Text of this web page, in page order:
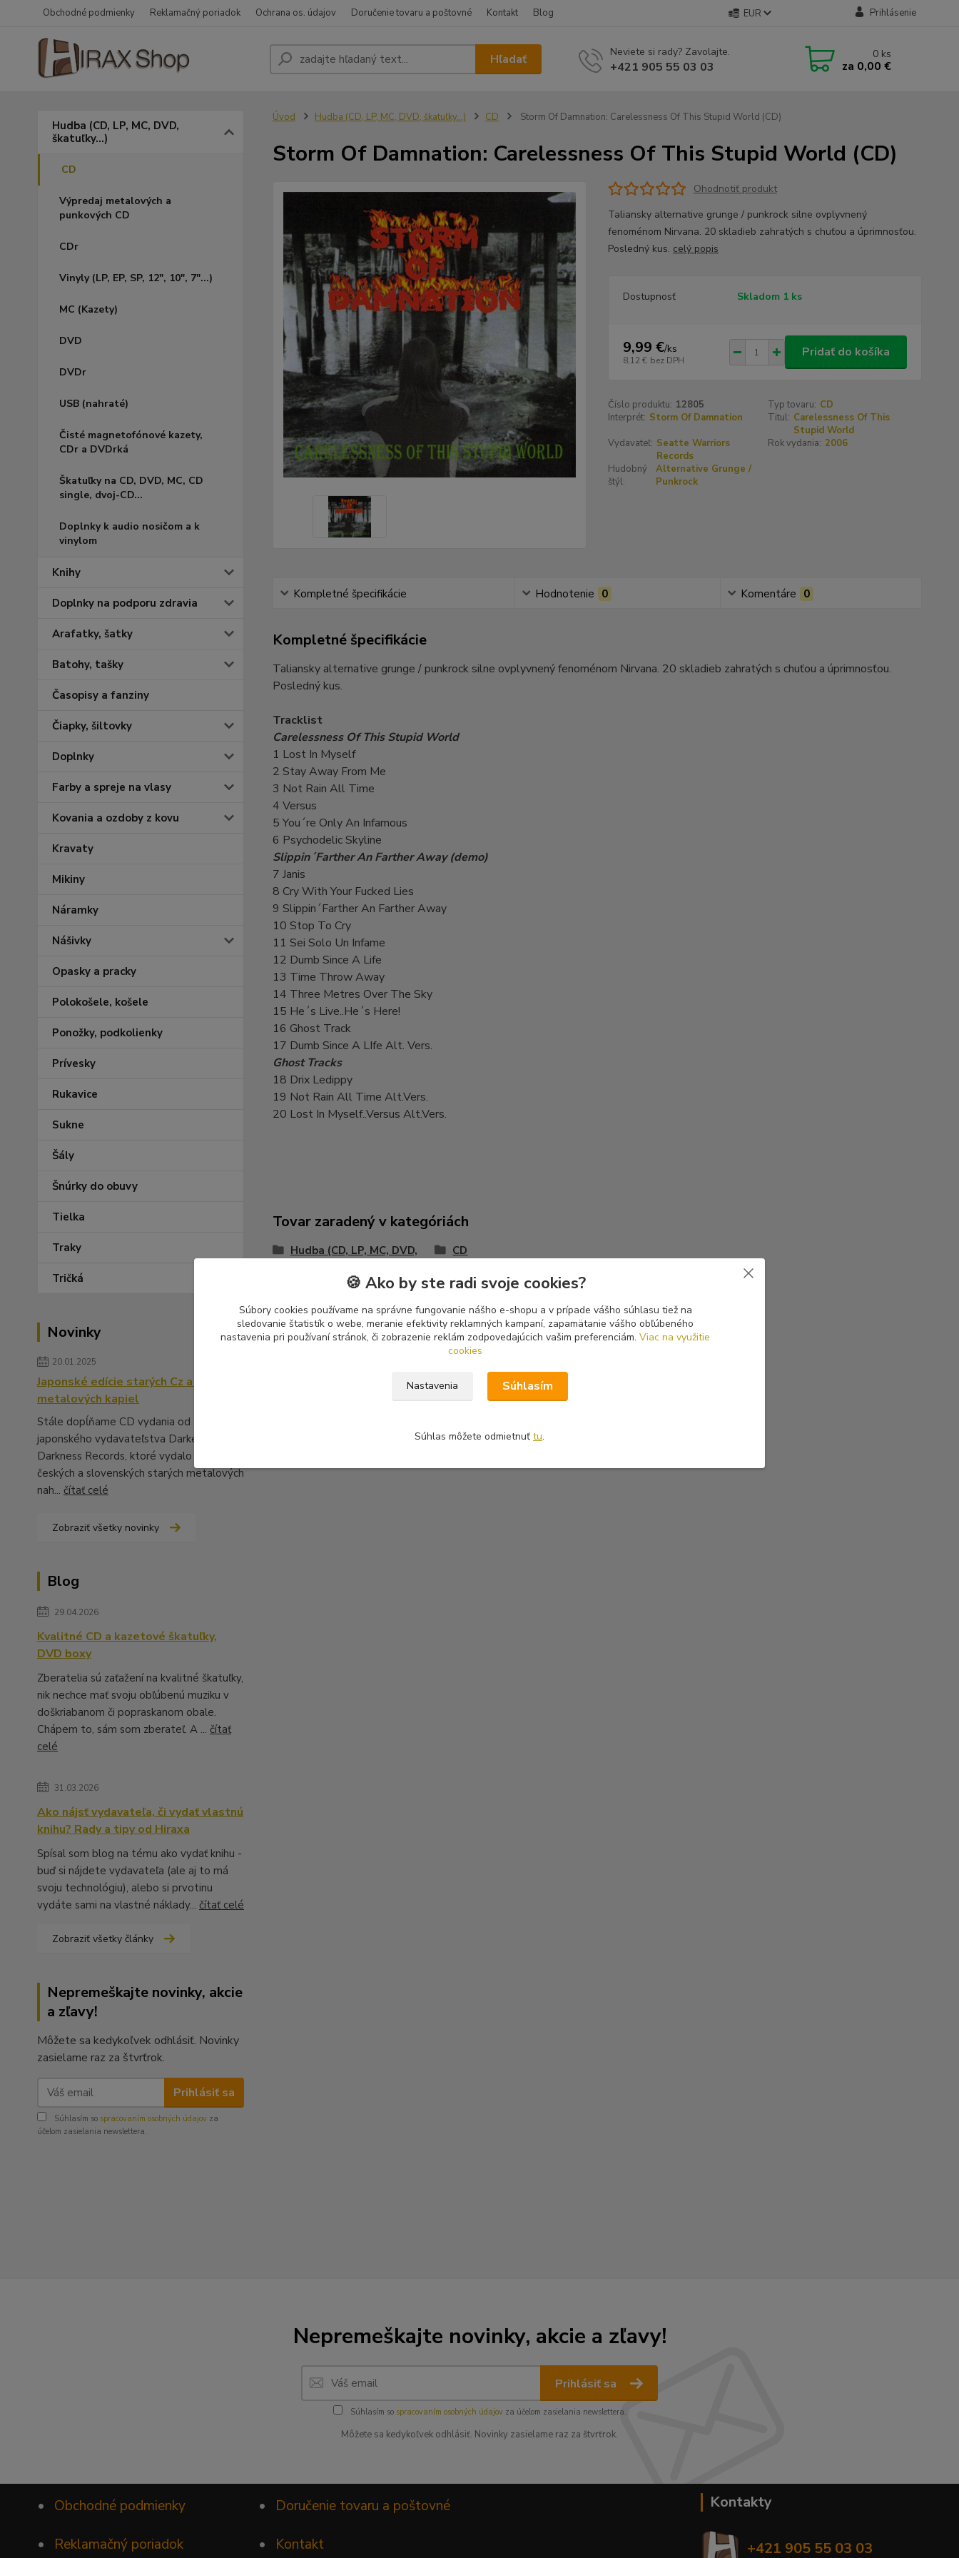
Obchodné podmienky Reklamačný poriadok Ochrana os. údajov Doručenie tovaru a poštovné Kontakt Blog EUR Prihlásenie
Hľadať Neviete si rady? Zavolajte.
+421 905 55 03 03
0 ks
za 0,00 €
Hudba (CD, LP, MC, DVD,
škatuľky...)
CD
Výpredaj metalových a
punkových CD
CDr
Vinyly (LP, EP, SP, 12", 10", 7"...)
MC (Kazety)
DVD
DVDr
USB (nahraté)
Čisté magnetofónové kazety,
CDr a DVDrká
Škatuľky na CD, DVD, MC, CD
single, dvoj-CD...
Doplnky k audio nosičom a k
vinylom
Knihy
Doplnky na podporu zdravia
Arafatky, šatky
Batohy, tašky
Časopisy a fanziny
Čiapky, šiltovky
Doplnky
Farby a spreje na vlasy
Kovania a ozdoby z kovu
Kravaty
Mikiny
Náramky
Nášivky
Opasky a pracky
Polokošele, košele
Ponožky, podkolienky
Prívesky
Rukavice
Sukne
Šály
Šnúrky do obuvy
Tielka
Traky
Tričká
Novinky
20.01.2025
Japonské edície starých Cz a Sk
metalových kapiel
Stále dopĺňame CD vydania od
japonského vydavateľstva Darker Than
Darkness Records, ktoré vydalo množstvo
českých a slovenských starých metalových
nah... čítať celé
Zobraziť všetky novinky
Blog
29.04.2026
Kvalitné CD a kazetové škatuľky,
DVD boxy
Zberatelia sú zaťažení na kvalitné škatuľky,
nik nechce mať svoju obľúbenú muziku v
doškriabanom či popraskanom obale.
Chápem to, sám som zberateľ. A ... čítať
celé
31.03.2026
Ako nájsť vydavateľa, či vydať vlastnú
knihu? Rady a tipy od Hiraxa
Spísal som blog na tému ako vydať knihu -
buď si nájdete vydavateľa (ale aj to má
svoju technológiu), alebo si prvotinu
vydáte sami na vlastné náklady... čítať celé
Zobraziť všetky články
Nepremeškajte novinky, akcie
a zľavy!
Môžete sa kedykoľvek odhlásiť. Novinky
zasielame raz za štvrťrok.
Prihlásiť sa
Súhlasím so spracovaním osobných údajov za
účelom zasielania newslettera.
Úvod Hudba (CD, LP, MC, DVD, škatuľky...) CD Storm Of Damnation: Carelessness Of This Stupid World (CD)
Storm Of Damnation: Carelessness Of This Stupid World (CD)
Ohodnotiť produkt
Taliansky alternative grunge / punkrock silne ovplyvnený
fenoménom Nirvana. 20 skladieb zahratých s chuťou a úprimnosťou.
Posledný kus. celý popis
Dostupnosť Skladom 1 ks
9,99 €/ks
8,12 € bez DPH
Pridať do košíka
Číslo produktu: 12805 Typ tovaru: CD
Interprét: Storm Of Damnation Titul: Carelessness Of This
Stupid World
Vydavateľ: Seatte Warriors
Records
Rok vydania: 2006
Hudobný
štýl:
Alternative Grunge /
Punkrock
Kompletné špecifikácie Hodnotenie 0 Komentáre 0
Kompletné špecifikácie
Taliansky alternative grunge / punkrock silne ovplyvnený fenoménom Nirvana. 20 skladieb zahratých s chuťou a úprimnosťou.
Posledný kus.
Tracklist
Carelessness Of This Stupid World
1 Lost In Myself
2 Stay Away From Me
3 Not Rain All Time
4 Versus
5 You´re Only An Infamous
6 Psychodelic Skyline
Slippin´Farther An Farther Away (demo)
7 Janis
8 Cry With Your Fucked Lies
9 Slippin´Farther An Farther Away
10 Stop To Cry
11 Sei Solo Un Infame
12 Dumb Since A Life
13 Time Throw Away
14 Three Metres Over The Sky
15 He´s Live..He´s Here!
16 Ghost Track
17 Dumb Since A LIfe Alt. Vers.
Ghost Tracks
18 Drix Ledippy
19 Not Rain All Time Alt.Vers.
20 Lost In Myself..Versus Alt.Vers.
Tovar zaradený v kategóriách
Hudba (CD, LP, MC, DVD,
CD
Nepremeškajte novinky, akcie a zľavy!
Prihlásiť sa
Súhlasím so spracovaním osobných údajovza účelom zasielania newslettera.
Môžete sa kedykoľvek odhlásiť. Novinky zasielame raz za štvrťrok.
• Obchodné podmienky
• Reklamačný poriadok
• Doručenie tovaru a poštovné
• Kontakt
Kontakty
+421 905 55 03 03
🍪 Ako by ste radi svoje cookies?
Súbory cookies používame na správne fungovanie nášho e-shopu a v prípade vášho súhlasu tiež na
sledovanie štatistík o webe, meranie efektivity reklamných kampaní, zapamätanie vášho obľúbeného
nastavenia pri používaní stránok, či zobrazenie reklám zodpovedajúcich vašim preferenciám. Viac na využitie
cookies
Nastavenia Súhlasím
Súhlas môžete odmietnuť tu.